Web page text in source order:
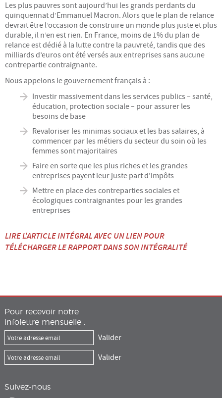
Les plus pauvres sont aujourd’hui les grands perdants du
quinquennat d’Emmanuel Macron. Alors que le plan de relance
devrait être l’occasion de construire un monde plus juste et plus
durable, il n’en est rien. En France, moins de 1% du plan de
relance est dédié à la lutte contre la pauvreté, tandis que des
milliards d’euros ont été versés aux entreprises sans aucune
contrepartie contraignante.
Nous appelons le gouvernement français à :
Investir massivement dans les services publics – santé,
éducation, protection sociale – pour assurer les
besoins de base
Revaloriser les minimas sociaux et les bas salaires, à
commencer par les métiers du secteur du soin où les
femmes sont majoritaires
Faire en sorte que les plus riches et les grandes
entreprises payent leur juste part d’impôts
Mettre en place des contreparties sociales et
écologiques contraignantes pour les grandes
entreprises
LIRE L'ARTICLE INTÉGRAL AVEC UN LIEN POUR
TÉLÉCHARGER LE RAPPORT DANS SON INTÉGRALITÉ
Pour recevoir notre
infolettre mensuelle :
Suivez-nous